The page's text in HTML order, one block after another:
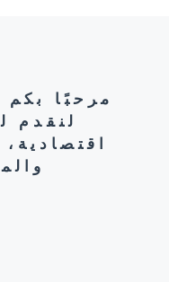
مرحبًا بكم
لنقدم